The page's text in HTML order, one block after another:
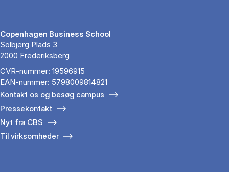
Copenhagen Business School
Solbjerg Plads 3
2000 Frederiksberg
CVR-nummer: 19596915
EAN-nummer: 5798009814821
Kontakt os og besøg campus
Pressekontakt
Nyt fra CBS
Til virksomheder